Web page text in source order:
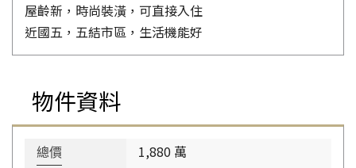
屋齡新，時尚裝潢，可直接入住
近國五，五結市區，生活機能好
物件資料
總價 1,880 萬